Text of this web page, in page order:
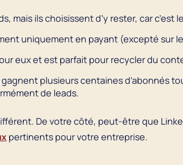
mais ils choisissent d’y rester, car c’est
uniquement en payant (excepté sur
eux et est parfait pour recycler du
plusieurs centaines d’abonnés
de leads.
De votre côté, peut-être que
pertinents pour votre entreprise.